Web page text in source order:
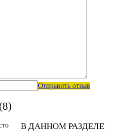
Отправить отзыв
В ДАННОМ РАЗДЕЛЕ